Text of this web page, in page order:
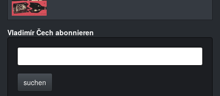
Vladimír Čech abonnieren
suchen